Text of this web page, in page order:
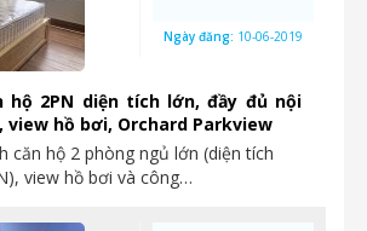
hộ 2PN diện tích lớn, đầy đủ nội
view hồ bơi, Orchard Parkview
căn hộ 2 phòng ngủ lớn (diện tích
view hồ bơi và công…
Ngày đăng: 10-06-2019